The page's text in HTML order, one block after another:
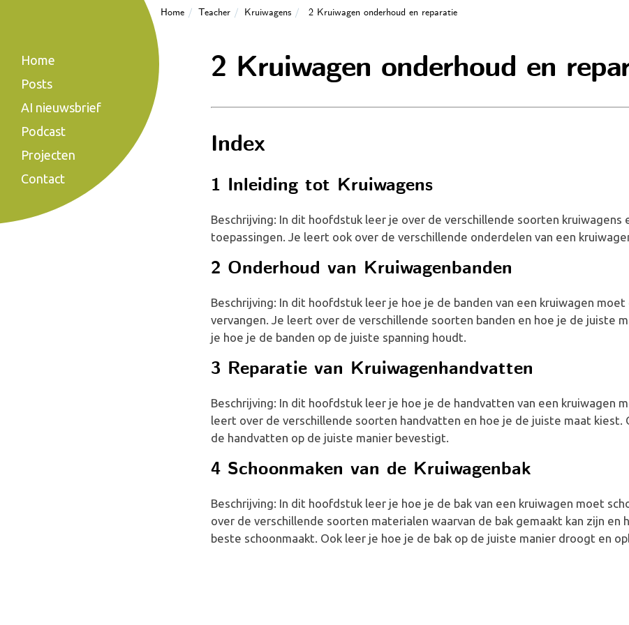
Home Teacher Kruiwagens 2 Kruiwagen onderhoud en reparatie
Home
Posts
AI nieuwsbrief
Podcast
Projecten
Contact
2 Kruiwagen onderhoud en
Index
1 Inleiding tot Kruiwagens
Beschrijving: In dit hoofdstuk leer je over de verschillende soorten kruiwagens
toepassingen. Je leert ook over de verschillende onderdelen van een
2 Onderhoud van Kruiwagenbanden
Beschrijving: In dit hoofdstuk leer je hoe je de banden van een kruiwagen
vervangen. Je leert over de verschillende soorten banden en hoe je de juiste
je hoe je de banden op de juiste spanning houdt.
3 Reparatie van Kruiwagenhandvatten
Beschrijving: In dit hoofdstuk leer je hoe je de handvatten van een kruiwagen
leert over de verschillende soorten handvatten en hoe je de juiste maat kiest.
de handvatten op de juiste manier bevestigt.
4 Schoonmaken van de Kruiwagenbak
Beschrijving: In dit hoofdstuk leer je hoe je de bak van een kruiwagen moet
over de verschillende soorten materialen waarvan de bak gemaakt kan zijn en
beste schoonmaakt. Ook leer je hoe je de bak op de juiste manier droogt en